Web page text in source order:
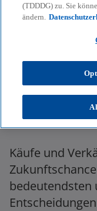
Käufe und
bedeutendsten
(TDDDG) zu. Sie
ändern.